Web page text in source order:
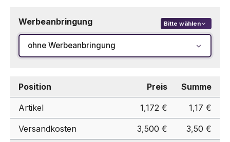
Werbeanbringung Bitte wählen
ohne Werbeanbringung
Position Preis Summe
Artikel 1,172 € 1,17 €
Versandkosten 3,500 € 3,50 €